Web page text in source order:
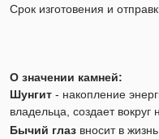
Срок изготовения и
О значении камней:
Шунгит - накопление
владельца, создает
Бычий глаз вносит в